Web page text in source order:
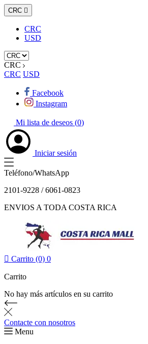
CRC 
CRC
USD
CRC
CRC USD
Facebook
Instagram
Mi lista de deseos (0)
Iniciar sesión
Teléfono/WhatsApp
2101-9228 / 6061-0823
ENVIOS A TODA COSTA RICA
 Carrito (0) 0
Carrito
No hay más artículos en su carrito
Contacte con nosotros
Menu